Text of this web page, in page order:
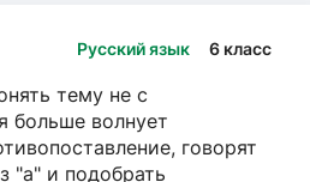
Русский язык 6 класс
тему не с
больше волнует
говорят
"а" и подобрать